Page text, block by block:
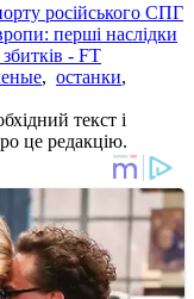
російського СПГ
перші наслідки
- FT
, останки,
текст і
це редакцію.